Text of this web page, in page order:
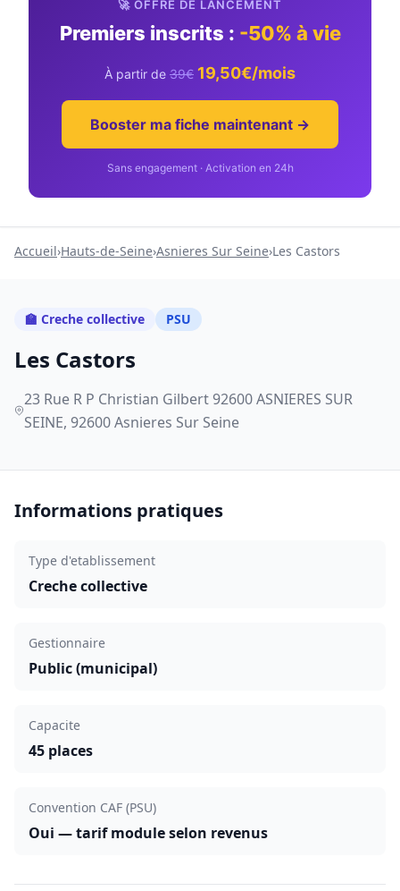
🚀 OFFRE DE LANCEMENT
Premiers inscrits : -50% à vie
À partir de 39€ 19,50€/mois
Booster ma fiche maintenant →
Sans engagement · Activation en 24h
Accueil›Hauts-de-Seine›Asnieres Sur Seine›Les Castors
🏫 Creche collective PSU
Les Castors
23 Rue R P Christian Gilbert 92600 ASNIERES SUR
SEINE, 92600 Asnieres Sur Seine
Informations pratiques
Type d'etablissement
Creche collective
Gestionnaire
Public (municipal)
Capacite
45 places
Convention CAF (PSU)
Oui — tarif module selon revenus